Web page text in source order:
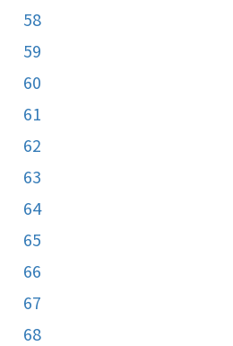
58
59
60
61
62
63
64
65
66
67
68